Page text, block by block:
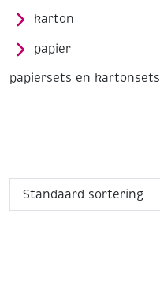
karton
papier
papiersets en kartonsets